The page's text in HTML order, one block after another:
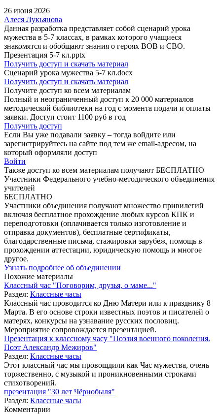
26 июня 2026
Алеся Лукьянова
Данная разработка представляет собой сценарий урока
мужества в 5-7 классах, в рамках которого учащиеся
знакомятся и обобщают знания о героях ВОВ и СВО.
Презентация 5-7 кл.pptx
Получить доступ и скачать материал
Сценарий урока мужества 5-7 кл.docx
Получить доступ и скачать материал
Получите доступ ко всем материалам
Полный и неограниченный доступ к 20 000 материалов
методической библиотеки на год с момента подачи и оплаты
заявки. Доступ стоит 1100 руб в год
Получить доступ
Если Вы уже подавали заявку – тогда войдите или
зарегистрируйтесь на сайте под тем же email-адресом, на
который оформляли доступ
Войти
Также доступ ко всем материалам получают БЕСПЛАТНО
Участники Федерального учебно-методического объединения
учителей
БЕСПЛАТНО
Участники объединения получают множество привилегий
включая бесплатное прохождение любых курсов КПК и
переподготовки (оплачивается только изготовление и
отправка документов), бесплатные сертификаты,
благодарственные письма, стажировки зарубеж, помощь в
прохождении аттестации, юридическую помощь и многое
другое.
Узнать подробнее об объединении
Похожие материалы
Классный час "Поговорим, друзья, о маме..."
Раздел: Классные часы
Классный час проводится ко Дню Матери или к празднику 8
Марта. В его основе строки известных поэтов и писателей о
матерях, конкурсы на узнавание русских пословиц.
Мероприятие сопровождается презентацией.
Презентация к классному часу "Поэзия военного поколения.
Поэт Александр Межиров"
Раздел: Классные часы
Этот классный час мы провощдили как Час мужества, очень
торжественно, с музыкой и проникновенными строками
стихотворений.
презентация "30 лет Чёрнобыля"
Раздел: Классные часы
Комментарии